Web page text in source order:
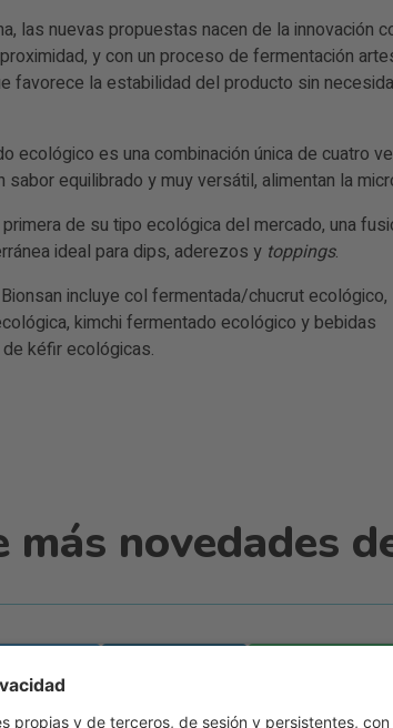
las nuevas propuestas nacen de la innovación
y con un proceso de fermentación
favorece la estabilidad del producto sin
ecológico es una combinación única de cuatro
equilibrado y muy versátil, alimentan la
de su tipo ecológica del mercado, una
ideal para dips, aderezos y toppings.
incluye col fermentada/chucrut ecológico,
kimchi fermentado ecológico y bebidas
kéfir ecológicas.
más novedades